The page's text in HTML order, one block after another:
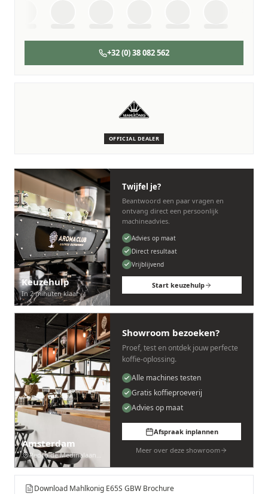
+32 (0) 38 082 562
OFFICIAL DEALER
Wij staan voor je klaar
Deskundige monteurs die verstand hebben van Mahlkönig
Persoonlijk, snel en zonder gedoe.
Keuzehulp
In 2 minuten klaar
Twijfel je?
Beantwoord een paar vragen en
ontvang direct een persoonlijk
machineadvies.
Advies op maat
Direct resultaat
Vrijblijvend
Start keuzehulp
Amsterdam
Pedro de Medinalaan 53
Showroom bezoeken?
Proef, test en ontdek jouw perfecte
koffie-oplossing.
Alle machines testen
Gratis koffieproeverij
Advies op maat
Afspraak inplannen
Meer over deze showroom
Download Mahlkonig E65S GBW Brochure